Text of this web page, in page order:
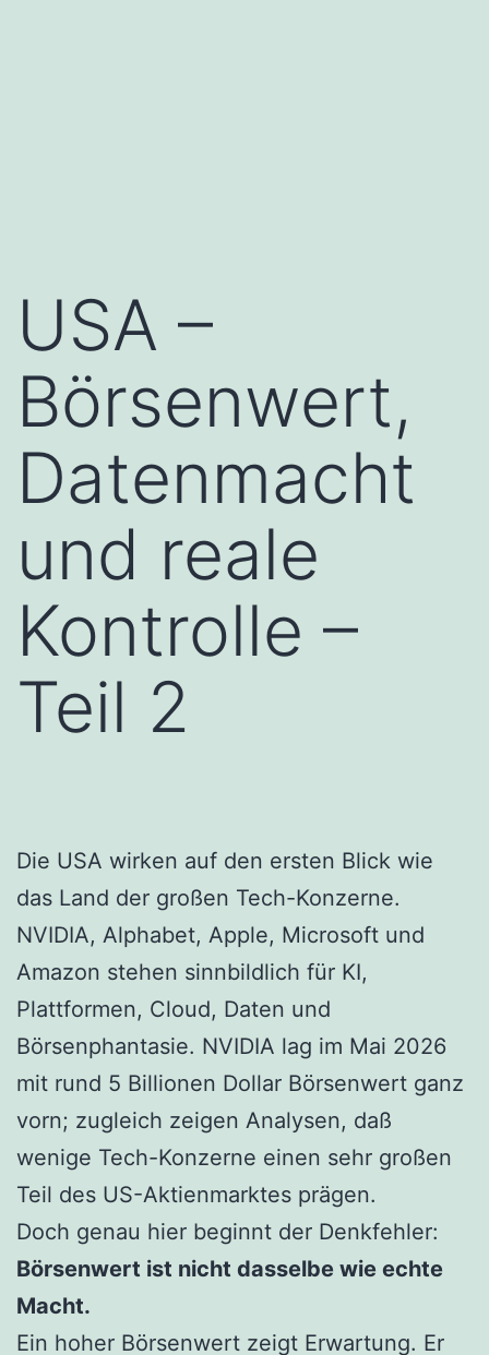
USA –
Börsenwert,
Datenmacht
und reale
Kontrolle –
Teil 2
Die USA wirken auf den ersten Blick wie
das Land der großen Tech-Konzerne.
NVIDIA, Alphabet, Apple, Microsoft und
Amazon stehen sinnbildlich für KI,
Plattformen, Cloud, Daten und
Börsenphantasie. NVIDIA lag im Mai 2026
mit rund 5 Billionen Dollar Börsenwert ganz
vorn; zugleich zeigen Analysen, daß
wenige Tech-Konzerne einen sehr großen
Teil des US-Aktienmarktes prägen.
Doch genau hier beginnt der Denkfehler:
Börsenwert ist nicht dasselbe wie echte
Macht.
Ein hoher Börsenwert zeigt Erwartung. Er